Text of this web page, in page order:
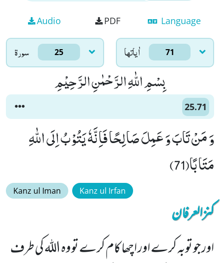
Audio PDF Language
سورۃ 25 اٰياتها 71
بِسْمِ اللّٰهِ الرَّحْمٰنِ الرَّحِیْمِ
25.71
وَ مَنْ تَابَ وَ عَمِلَ صَالِحًا فَاِنَّهٗ یَتُوْبُ اِلَى اللّٰهِ
مَتَابًا(71)
Kanz ul Iman Kanz ul Irfan
کنزالعرفان
اور جو توبہ کرے اور اچھا کام کرے تو وہ اللہ کی طرف